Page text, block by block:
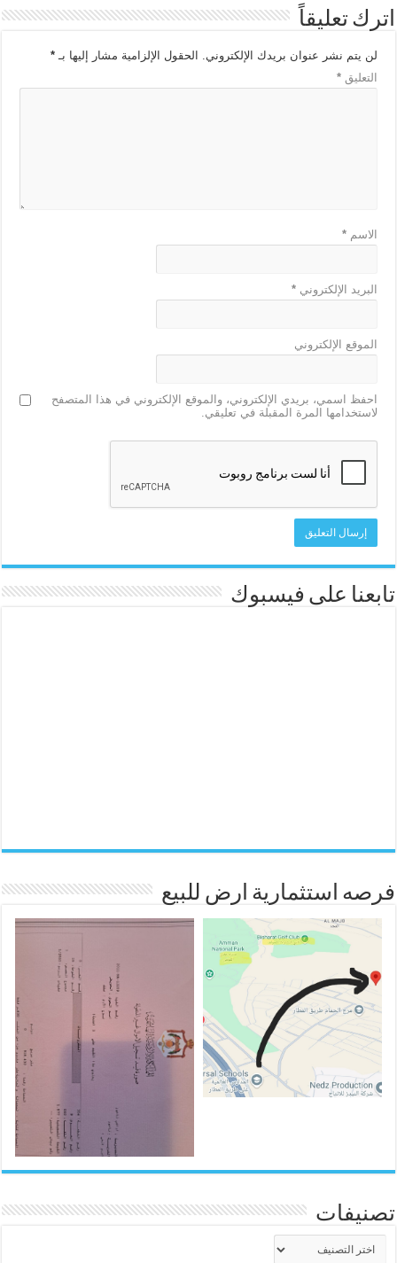
اترك تعليقاً
لن يتم نشر عنوان بريدك الإلكتروني. الحقول الإلزامية مشار إليها بـ*
التعليق*
الاسم*
البريد الإلكتروني*
الموقع الإلكتروني
احفظ اسمي، بريدي الإلكتروني، والموقع الإلكتروني في هذا المتصفح
لاستخدامها المرة المقبلة في تعليقي.
تابعنا على فيسبوك
فرصه استثمارية ارض للبيع
تصنيفات